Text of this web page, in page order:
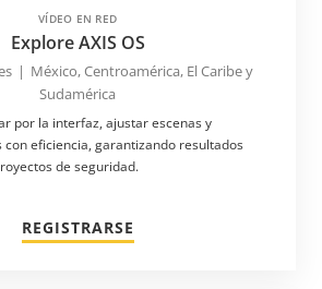
VÍDEO EN RED
Explore AXIS OS
| México, Centroamérica, El Caribe y
Sudamérica
por la interfaz, ajustar escenas y
eficiencia, garantizando resultados
de seguridad.
REGISTRARSE